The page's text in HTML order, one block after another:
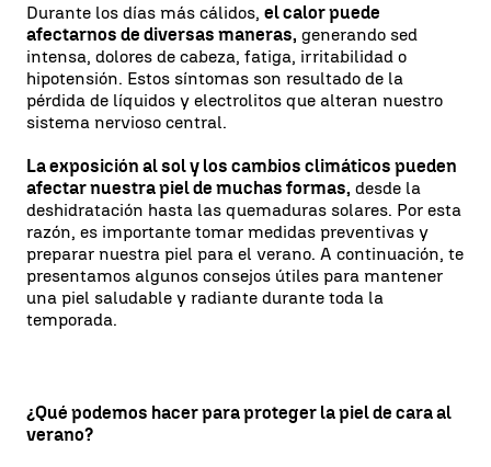
Durante los días más cálidos, el calor puede
afectarnos de diversas maneras, generando sed
intensa, dolores de cabeza, fatiga, irritabilidad o
hipotensión. Estos síntomas son resultado de la
pérdida de líquidos y electrolitos que alteran nuestro
sistema nervioso central.
La exposición al sol y los cambios climáticos pueden
afectar nuestra piel de muchas formas, desde la
deshidratación hasta las quemaduras solares. Por esta
razón, es importante tomar medidas preventivas y
preparar nuestra piel para el verano. A continuación, te
presentamos algunos consejos útiles para mantener
una piel saludable y radiante durante toda la
temporada.
¿Qué podemos hacer para proteger la piel de cara al
verano?